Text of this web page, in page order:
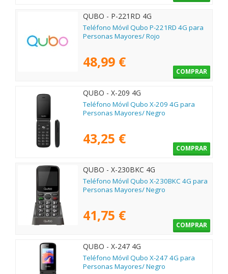
QUBO - P-221RD 4G
Teléfono Móvil Qubo P-221RD 4G para
Personas Mayores/ Rojo
48,99 €
COMPRAR
QUBO - X-209 4G
Teléfono Móvil Qubo X-209 4G para
Personas Mayores/ Negro
43,25 €
COMPRAR
QUBO - X-230BKC 4G
Teléfono Móvil Qubo X-230BKC 4G para
Personas Mayores/ Negro
41,75 €
COMPRAR
QUBO - X-247 4G
Teléfono Móvil Qubo X-247 4G para
Personas Mayores/ Negro